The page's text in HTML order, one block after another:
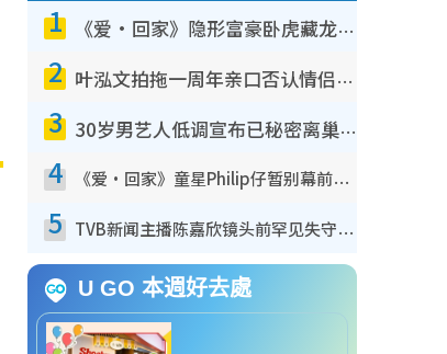
1 《爱·回家》隐形富豪卧虎藏龙！盘点12位财气逼人的有钱艺人：这位美女3亿身家不愁做
2 叶泓文拍拖一周年亲口否认情侣关系？！被质疑感情造假竟称GM“普通同事”
3 30岁男艺人低调宣布已秘密离巢！人气急跌变失踪人口：“这几年过得并不容易”
4 《爱·回家》童星Philip仔暂别幕前久违现身！15岁近况暴风成长长高变帅气少年
5 TVB新闻主播陈嘉欣镜头前罕见失守！遭林超英一句话突袭吓坏当场大笑
U GO 本週好去處